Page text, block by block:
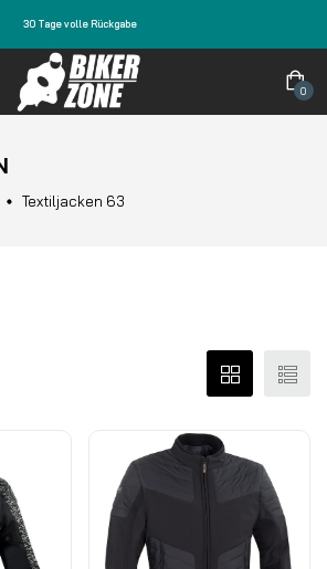
30 Tage volle Rückgabe
0
Textiljacken 63